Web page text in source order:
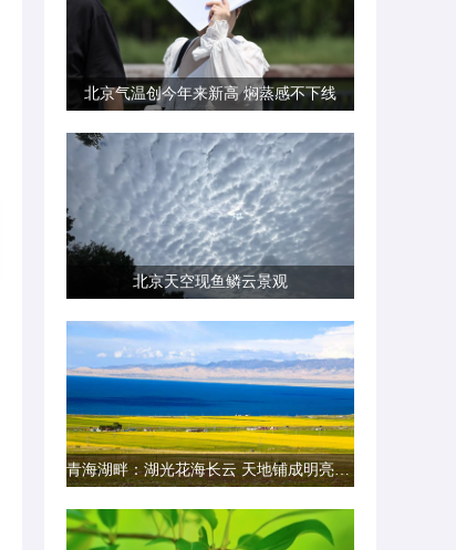
北京气温创今年来新高 焖蒸感不下线
北京天空现鱼鳞云景观
青海湖畔：湖光花海长云 天地铺成明亮画卷